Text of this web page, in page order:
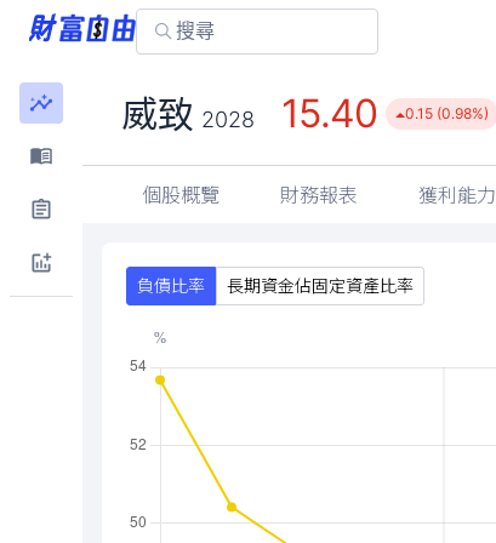
威致 2028 15.40 0.15 (0.98%)
個股概覽 財務報表 獲利能力
負債比率 長期資金佔固定資產比率